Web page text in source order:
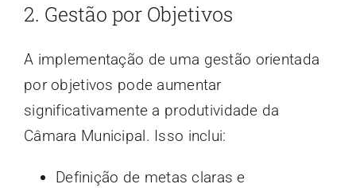
2. Gestão por Objetivos
A implementação de uma gestão orientada
por objetivos pode aumentar
significativamente a produtividade da
Câmara Municipal. Isso inclui:
Definição de metas claras e